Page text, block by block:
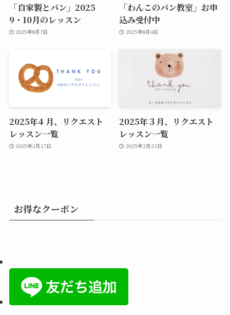
「自家製とパン」2025
9・10月のレッスン
2025年8月7日
「わんこのパン教室」お申
込み受付中
2025年8月4日
2025年4 月、リクエスト
レッスン一覧
2025年2月27日
2025年３月、リクエスト
レッスン一覧
2025年2月23日
お得なクーポン